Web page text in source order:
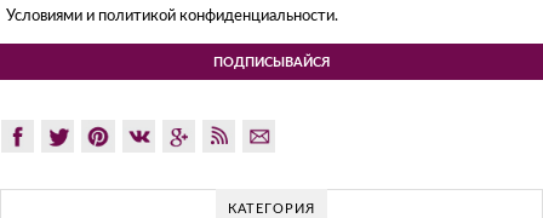
Условиями и политикой конфиденциальности.
КАТЕГОРИЯ